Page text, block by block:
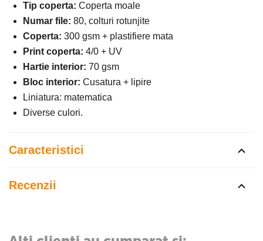
Tip coperta: Coperta moale
Numar file: 80, colturi rotunjite
Coperta: 300 gsm + plastifiere mata
Print coperta: 4/0 + UV
Hartie interior: 70 gsm
Bloc interior: Cusatura + lipire
Liniatura: matematica
Diverse culori.
Caracteristici
Recenzii